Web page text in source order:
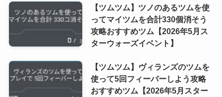
【ツムツム】ツノのあるツムを使
ってマイツムを合計330個消そう
攻略おすすめツム【2026年5月ス
ターウォーズイベント】
【ツムツム】ヴィランズのツムを
使って5回フィーバーしよう攻略
おすすめツム【2026年5月スター